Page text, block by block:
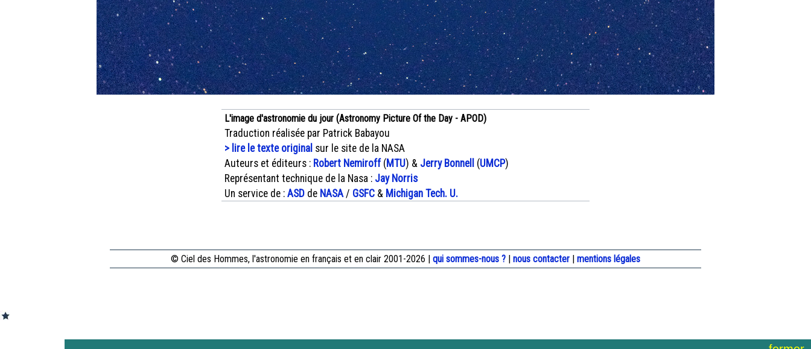
L'image d'astronomie du jour (Astronomy Picture Of the Day - APOD)
Traduction réalisée par Patrick Babayou
> lire le texte original sur le site de la NASA
Auteurs et éditeurs : Robert Nemiroff(MTU) & Jerry Bonnell (UMCP)
Représentant technique de la Nasa : Jay Norris
Un service de : ASD de NASA / GSFC & Michigan Tech. U.
© Ciel des Hommes, l'astronomie en français et en clair 2001-2026 | qui sommes-nous ? | nous contacter | mentions légales